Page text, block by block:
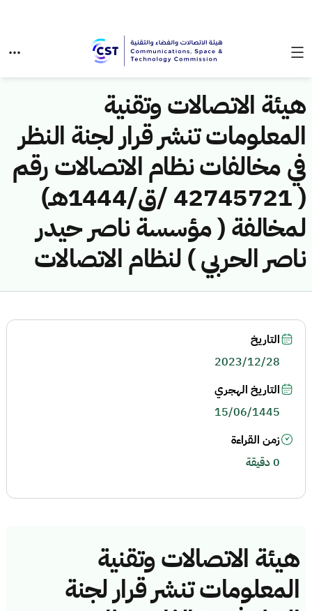
هيئة الاتصالات وتقنية
المعلومات تنشر قرار لجنة النظر
في مخالفات نظام الاتصالات رقم
( 42745721 /ق/1444هـ)
لمخالفة ( مؤسسة ناصر حيدر
ناصر الحربي ) لنظام الاتصالات
هيئة الاتصالات وتقنية
المعلومات تنشر قرار لجنة
التاريخ
2023/12/28
التاريخ الهجري
15/06/1445
زمن القراءة
0 دقيقة